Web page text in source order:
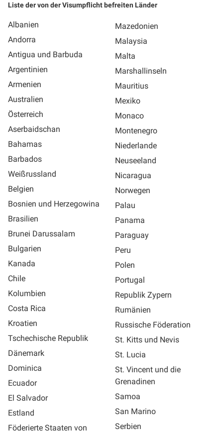
Liste der von der Visumpflicht befreiten Länder
Albanien
Andorra
Antigua und Barbuda
Argentinien
Armenien
Australien
Österreich
Aserbaidschan
Bahamas
Barbados
Weißrussland
Belgien
Bosnien und Herzegowina
Brasilien
Brunei Darussalam
Bulgarien
Kanada
Chile
Kolumbien
Costa Rica
Kroatien
Tschechische Republik
Dänemark
Dominica
Ecuador
El Salvador
Estland
Föderierte Staaten von
Mazedonien
Malaysia
Malta
Marshallinseln
Mauritius
Mexiko
Monaco
Montenegro
Niederlande
Neuseeland
Nicaragua
Norwegen
Palau
Panama
Paraguay
Peru
Polen
Portugal
Republik Zypern
Rumänien
Russische Föderation
St. Kitts und Nevis
St. Lucia
St. Vincent und die
Grenadinen
Samoa
San Marino
Serbien